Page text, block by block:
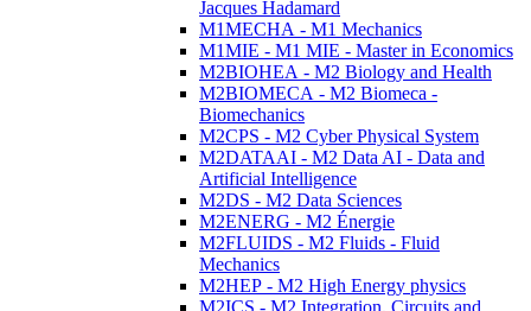
Jacques Hadamard
M1MECHA - M1 Mechanics
M1MIE - M1 MIE - Master in Economics
M2BIOHEA - M2 Biology and Health
M2BIOMECA - M2 Biomeca -
Biomechanics
M2CPS - M2 Cyber Physical System
M2DATAAI - M2 Data AI - Data and
Artificial Intelligence
M2DS - M2 Data Sciences
M2ENERG - M2 Énergie
M2FLUIDS - M2 Fluids - Fluid
Mechanics
M2HEP - M2 High Energy physics
M2ICS - M2 Integration, Circuits and